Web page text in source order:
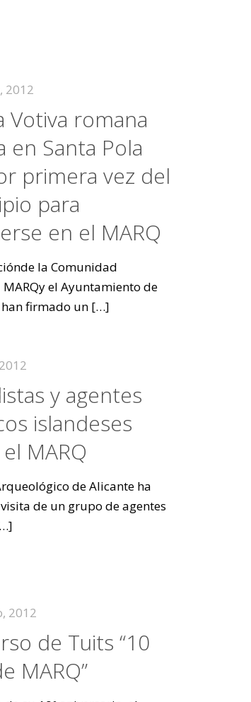
2012
Votiva romana
en Santa Pola
primera vez del
para
en el MARQ
la Comunidad
MARQy el Ayuntamiento de
han firmado un […]
y agentes
islandeses
MARQ
de Alicante ha
de un grupo de agentes
2012
de Tuits “10
MARQ”